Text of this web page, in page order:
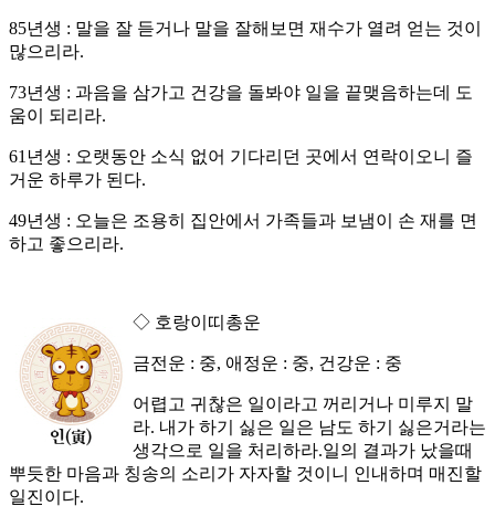
85년생 : 말을 잘 듣거나 말을 잘해보면 재수가 열려 얻는 것이
많으리라.
73년생 : 과음을 삼가고 건강을 돌봐야 일을 끝맺음하는데 도
움이 되리라.
61년생 : 오랫동안 소식 없어 기다리던 곳에서 연락이오니 즐
거운 하루가 된다.
49년생 : 오늘은 조용히 집안에서 가족들과 보냄이 손 재를 면
하고 좋으리라.
◇ 호랑이띠총운
금전운 : 중, 애정운 : 중, 건강운 : 중
어렵고 귀찮은 일이라고 꺼리거나 미루지 말
라. 내가 하기 싫은 일은 남도 하기 싫은거라는
생각으로 일을 처리하라.일의 결과가 났을때
뿌듯한 마음과 칭송의 소리가 자자할 것이니 인내하며 매진할
일진이다.